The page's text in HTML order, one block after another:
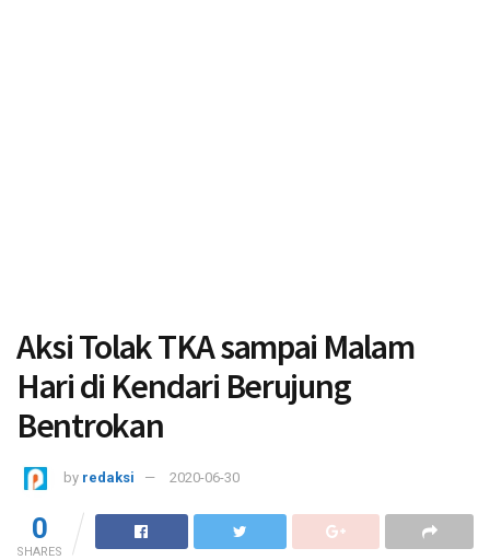
Aksi Tolak TKA sampai Malam
Hari di Kendari Berujung
Bentrokan
by redaksi 2020-06-30
0
SHARES